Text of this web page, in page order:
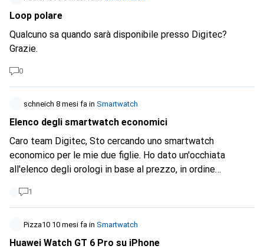
Loop polare
Qualcuno sa quando sarà disponibile presso Digitec?
Grazie.
0
schneich 8 mesi fa in Smartwatch
Elenco degli smartwatch economici
Caro team Digitec, Sto cercando uno smartwatch
economico per le mie due figlie. Ho dato un'occhiata
all'elenco degli orologi in base al prezzo, in ordine
cappellini per bambini, giocattoli sessuali.... Ti prego di
riordinare.
1
Pizza10 10 mesi fa in Smartwatch
Huawei Watch GT 6 Pro su iPhone